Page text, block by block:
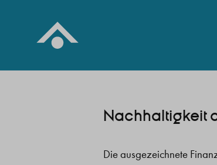
Nachhaltigkeit
Die ausgezeichnete
gehandelt werden, wie